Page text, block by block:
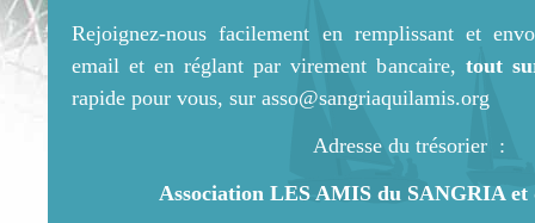
Rejoignez-nous facilement en remplissant et
email et en réglant par virement bancaire, tout
rapide pour vous, sur asso@sangriaquilamis.org
Adresse du trésorier :
Association LES AMIS du SANGRIA